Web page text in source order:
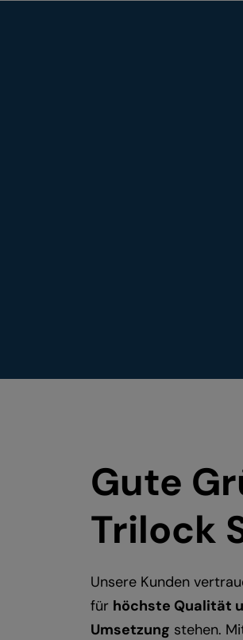
Gute
Trilock
Unsere Kunden
für höchste Qualität
Umsetzung stehen.